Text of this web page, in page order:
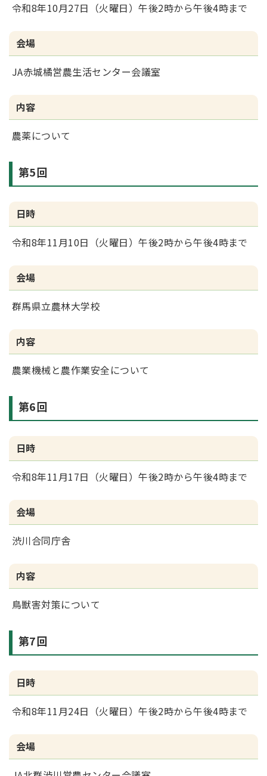
令和8年10月27日（火曜日）午後2時から午後4時まで
会場
JA赤城橘営農生活センター会議室
内容
農薬について
第5回
日時
令和8年11月10日（火曜日）午後2時から午後4時まで
会場
群馬県立農林大学校
内容
農業機械と農作業安全について
第6回
日時
令和8年11月17日（火曜日）午後2時から午後4時まで
会場
渋川合同庁舎
内容
鳥獣害対策について
第7回
日時
令和8年11月24日（火曜日）午後2時から午後4時まで
会場